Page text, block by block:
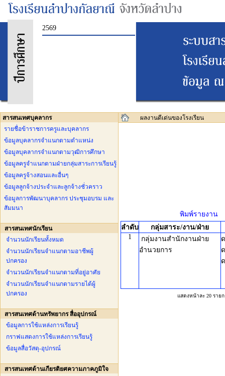
2569
สารสนเทศบุคลากร
รายชื่อข้าราชการครูและบุคลากร
ข้อมูลบุคลากรจำแนกตามตำแหน่ง
ข้อมูลบุคลากรจำแนกตามวุฒิการศึกษา
ข้อมูลครูจำแนกตามฝ่ายกลุ่มสาระการเรียนรู้
ข้อมูลครูจ้างสอนและอื่นๆ
ข้อมูลลูกจ้างประจำและลูกจ้างชั่วคราว
ข้อมูลการพัฒนาบุคลากร ประชุมอบรม และ
สัมมนา
สารสนเทศนักเรียน
จำนวนนักเรียนทั้งหมด
จำนวนนักเรียนจำแนกตามอาชีพผู้
ปกครอง
จำนวนนักเรียนจำแนกตามที่อยู่อาศัย
จำนวนนักเรียนจำแนกตามรายได้ผู้
ปกครอง
สารสนเทศด้านทรัพยากร สื่ออุปกรณ์
ข้อมูลการใช้แหล่งการเรียนรู้
กราฟแสดงการใช้แหล่งการเรียนรู้
ข้อมูลสื่อวัสดุ-อุปกรณ์
สารสนเทศด้านเกียรติยศความภาคภูมิใจ
ผลงานดีเด่นของโรงเรียน
พิมพ์รายงาน
ลำดับ
กลุ่มสาระ/งาน/ฝ่าย
1
กลุ่มงานสำนักงานฝ่าย
อำนวยการ
แสดงหน้าละ 20 รายก